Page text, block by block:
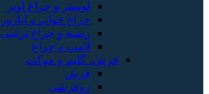
لوستر و چراغ آویز
چراغ خواب و آباژور
ریسه و چراغ تزئینی
لامپ و چراغ
فرش، گلیم و موکت
فرش
روفرشی